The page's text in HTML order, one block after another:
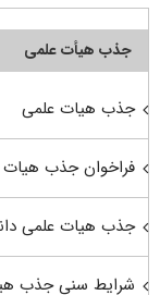
جذب هیأت علمی
جذب هیات علمی
فراخوان جذب هیات
جذب هیات علمی
شرایط سنی جذب